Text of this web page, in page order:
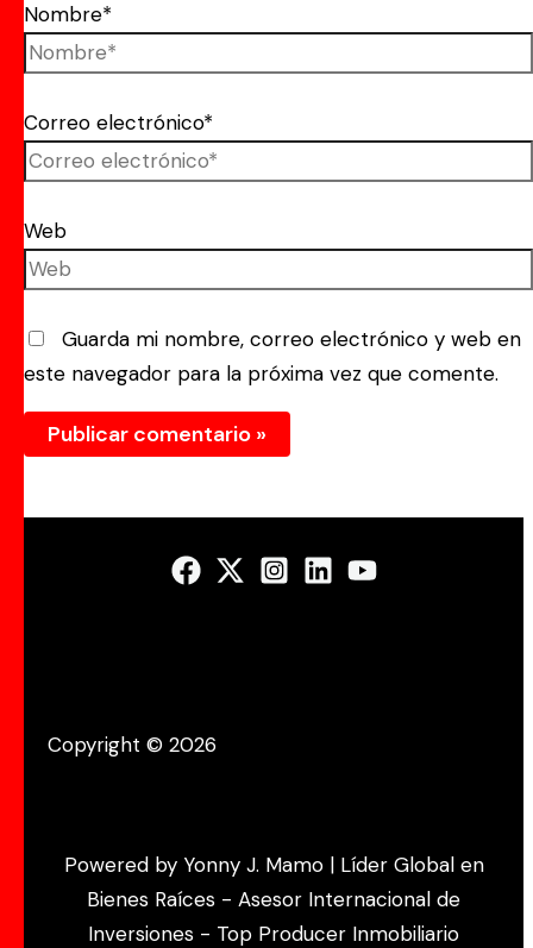
Nombre*
Correo electrónico*
Web
Guarda mi nombre, correo electrónico y web en
este navegador para la próxima vez que comente.
Copyright © 2026
Powered by Yonny J. Mamo | Líder Global en
Bienes Raíces - Asesor Internacional de
Inversiones - Top Producer Inmobiliario